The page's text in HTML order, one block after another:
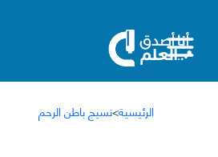
الرئيسية>نسيج باطن الرحم